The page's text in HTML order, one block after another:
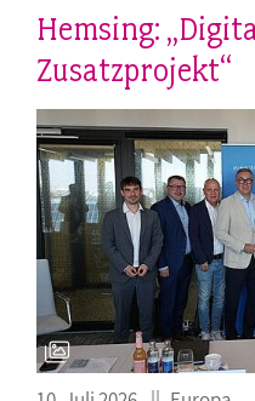
Hemsing:
Zusatzprojekt“